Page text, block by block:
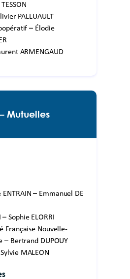
PALLUAULT
– Élodie
ARMENGAUD
Mutuelles
– Emmanuel DE
Sophie ELORRI
Française Nouvelle-
– Bertrand DUPOUY
MALEON